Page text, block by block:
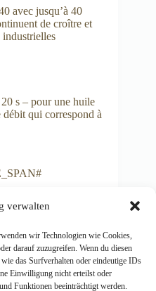
verwalten
wir Technologien wie Cookies,
darauf zuzugreifen. Wenn du diesen
das Surfverhalten oder eindeutige IDs
Einwilligung nicht erteilst oder
Funktionen beeinträchtigt werden.
avec jusqu’à 40
de croître et
industrielles
s – pour une huile
qui correspond à
Nous vous
spéciales
de pièces